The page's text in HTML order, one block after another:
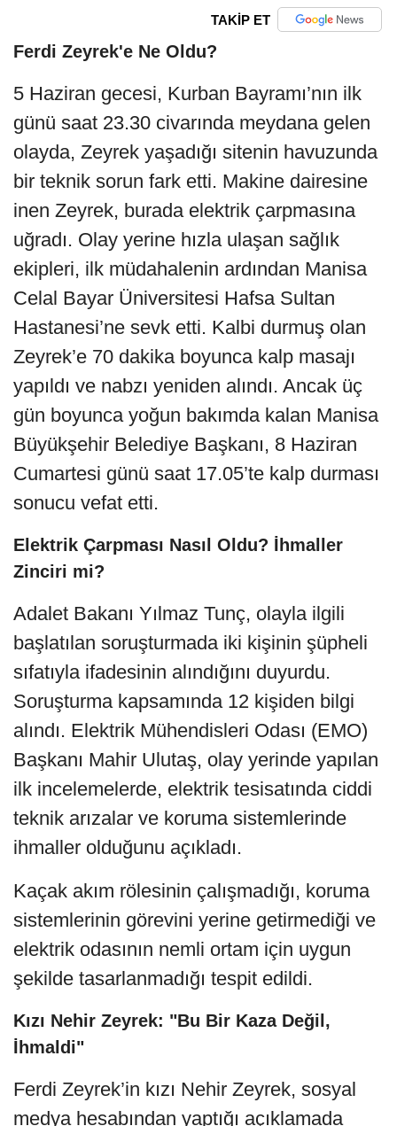
TAKİP ET
Ferdi Zeyrek'e Ne Oldu?
5 Haziran gecesi, Kurban Bayramı’nın ilk
günü saat 23.30 civarında meydana gelen
olayda, Zeyrek yaşadığı sitenin havuzunda
bir teknik sorun fark etti. Makine dairesine
inen Zeyrek, burada elektrik çarpmasına
uğradı. Olay yerine hızla ulaşan sağlık
ekipleri, ilk müdahalenin ardından Manisa
Celal Bayar Üniversitesi Hafsa Sultan
Hastanesi’ne sevk etti. Kalbi durmuş olan
Zeyrek’e 70 dakika boyunca kalp masajı
yapıldı ve nabzı yeniden alındı. Ancak üç
gün boyunca yoğun bakımda kalan Manisa
Büyükşehir Belediye Başkanı, 8 Haziran
Cumartesi günü saat 17.05’te kalp durması
sonucu vefat etti.
Elektrik Çarpması Nasıl Oldu? İhmaller
Zinciri mi?
Adalet Bakanı Yılmaz Tunç, olayla ilgili
başlatılan soruşturmada iki kişinin şüpheli
sıfatıyla ifadesinin alındığını duyurdu.
Soruşturma kapsamında 12 kişiden bilgi
alındı. Elektrik Mühendisleri Odası (EMO)
Başkanı Mahir Ulutaş, olay yerinde yapılan
ilk incelemelerde, elektrik tesisatında ciddi
teknik arızalar ve koruma sistemlerinde
ihmaller olduğunu açıkladı.
Kaçak akım rölesinin çalışmadığı, koruma
sistemlerinin görevini yerine getirmediği ve
elektrik odasının nemli ortam için uygun
şekilde tasarlanmadığı tespit edildi.
Kızı Nehir Zeyrek: "Bu Bir Kaza Değil,
İhmaldi"
Ferdi Zeyrek’in kızı Nehir Zeyrek, sosyal
medya hesabından yaptığı açıklamada